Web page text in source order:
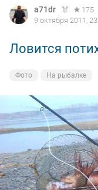
a71dr
175
9 октября 2011,
Ловится
Фото На рыбалке